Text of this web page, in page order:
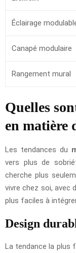
Éclairage
Canapé modulaire
Rangement mural
Quelles
en matière
Les tendances du
vers plus de
cherche plus
vivre chez soi, avec
plus faciles à
Design
La tendance la plus